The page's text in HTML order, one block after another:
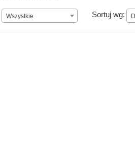
Wszystkie Sortuj wg: